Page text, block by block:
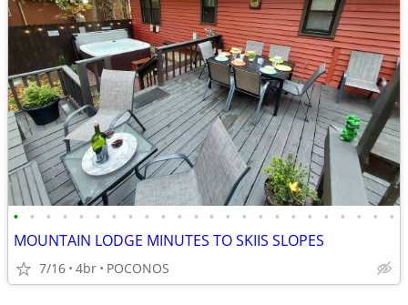
• • • • • • • • • • • • • • • • • • • • • • • •
MOUNTAIN LODGE MINUTES TO SKIIS SLOPES
7/16 4br POCONOS